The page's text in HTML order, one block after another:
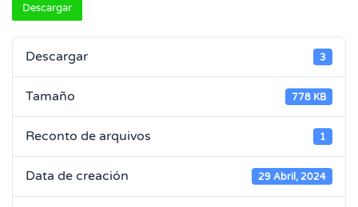
Descargar
Descargar 3
Tamaño 778 KB
Reconto de arquivos 1
Data de creación 29 Abril, 2024